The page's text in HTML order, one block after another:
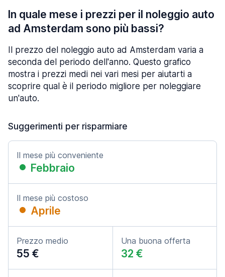
In quale mese i prezzi per il noleggio auto
ad Amsterdam sono più bassi?
Il prezzo del noleggio auto ad Amsterdam varia a
seconda del periodo dell'anno. Questo grafico
mostra i prezzi medi nei vari mesi per aiutarti a
scoprire qual è il periodo migliore per noleggiare
un'auto.
Suggerimenti per risparmiare
Il mese più conveniente
Febbraio
Il mese più costoso
Aprile
Prezzo medio
55 €
Una buona offerta
32 €